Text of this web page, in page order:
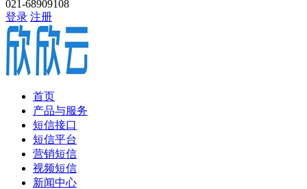
021-68909108
登录 注册
首页
产品与服务
短信接口
短信平台
营销短信
视频短信
新闻中心